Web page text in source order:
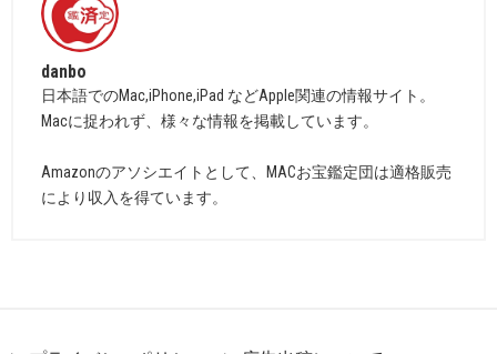
danbo
日本語でのMac,iPhone,iPad などApple関連の情報サイト。
Macに捉われず、様々な情報を掲載しています。
Amazonのアソシエイトとして、MACお宝鑑定団は適格販売
により収入を得ています。